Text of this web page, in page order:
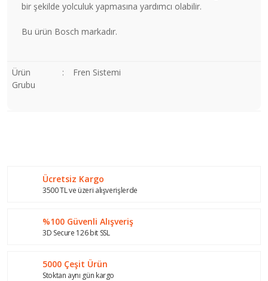
bir şekilde yolculuk yapmasına yardımcı olabilir.
Bu ürün Bosch markadır.
Ürün
Grubu
: Fren Sistemi
Ürün resmi kalitesiz, bozuk veya görüntülenemiyor.
Ürün bilgilerinde hatalar bulunuyor.
Bu ürüne benzer farklı alternatifler olmalı.
Ücretsiz Kargo
3500 TL ve üzeri alışverişlerde
%100 Güvenli Alışveriş
3D Secure 126 bit SSL
5000 Çeşit Ürün
Stoktan aynı gün kargo